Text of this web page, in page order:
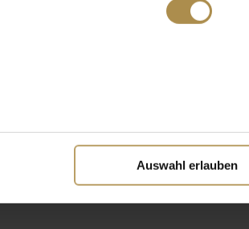
Auswahl erlauben